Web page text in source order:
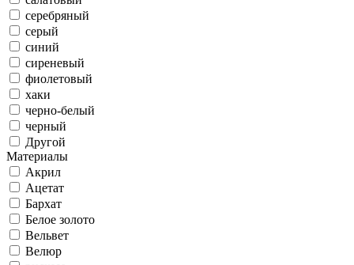
серебряный
серый
синий
сиреневый
фиолетовый
хаки
черно-белый
черный
Другой
Материалы
Акрил
Ацетат
Бархат
Белое золото
Вельвет
Велюр